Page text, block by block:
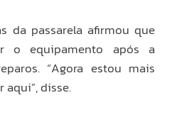
da passarela afirmou que
o equipamento após a
“Agora estou mais
aqui”, disse.